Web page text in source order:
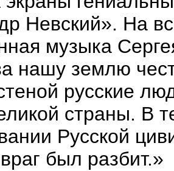
Невский». На
музыка
нашу землю
русские
страны. В
Русской
был разбит.»